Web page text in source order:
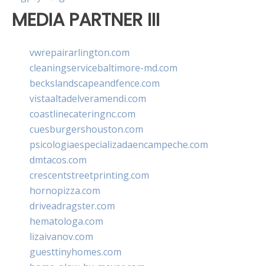
MEDIA PARTNER III
vwrepairarlington.com
cleaningservicebaltimore-md.com
beckslandscapeandfence.com
vistaaltadelveramendi.com
coastlinecateringnc.com
cuesburgershouston.com
psicologiaespecializadaencampeche.com
dmtacos.com
crescentstreetprinting.com
hornopizza.com
driveadragster.com
hematologa.com
lizaivanov.com
guesttinyhomes.com